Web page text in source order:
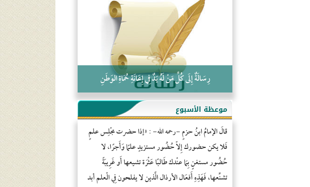
التَّعْلِيمُ القُرْآنِي
كلمة إلى إخواني السلفيين في الجزائر
رِسَالَةٌ إِلَى كُلِّ مَنْ لَهُ يَدٌ فِي إِعَانَةِ حُمَاةِ الوَطَنِ
موعظة الأسبوع
قالَ الإمامُ ابنُ حزمٍ -رحمه الله- : «إذا حضرت مجْلِس علمٍ
فَلا يكن حضورك إِلاّ حُضُور مستزيدٍ علمًا وَأَجرًا، لا
حُضُور مستغنٍ بِمَا عنْدك طَالبًا عَثْرَة تشيعها أَو غَرِيبَةً
تشنِّعها، فَهَذِهِ أَفعَال الأرذال الَّذين لا يفلحون فِي الْعلم أبد